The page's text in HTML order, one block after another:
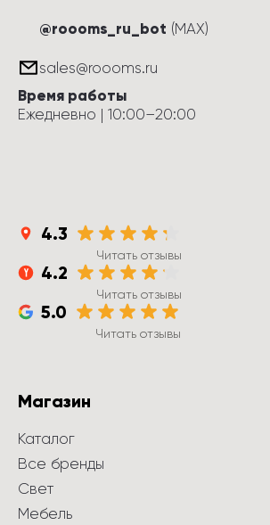
@roooms_ru_bot (MAX)
sales@roooms.ru
Время работы
Ежедневно | 10:00–20:00
4.3
Читать отзывы
4.2
Читать отзывы
5.0
Читать отзывы
Магазин
Каталог
Все бренды
Свет
Мебель